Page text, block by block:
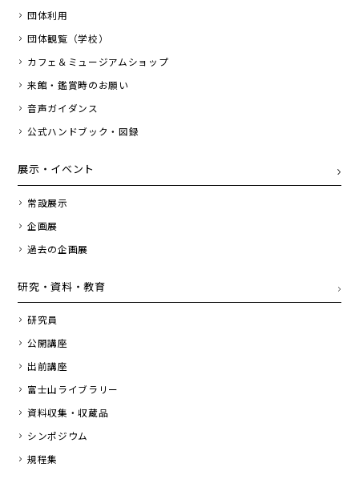
団体利用
団体観覧（学校）
カフェ＆ミュージアムショップ
来館・鑑賞時のお願い
音声ガイダンス
公式ハンドブック・図録
展示・イベント
常設展示
企画展
過去の企画展
研究・資料・教育
研究員
公開講座
出前講座
富士山ライブラリー
資料収集・収蔵品
シンポジウム
規程集